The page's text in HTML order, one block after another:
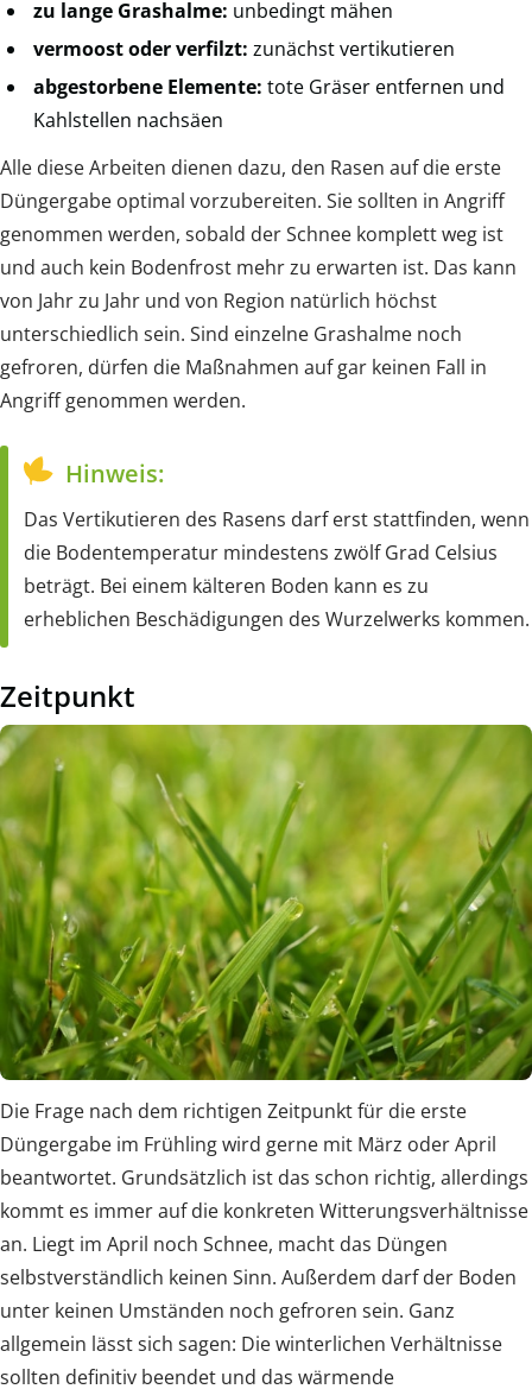
zu lange Grashalme: unbedingt mähen
vermoost oder verfilzt: zunächst vertikutieren
abgestorbene Elemente: tote Gräser entfernen und
Kahlstellen nachsäen
Alle diese Arbeiten dienen dazu, den Rasen auf die erste
Düngergabe optimal vorzubereiten. Sie sollten in Angriff
genommen werden, sobald der Schnee komplett weg ist
und auch kein Bodenfrost mehr zu erwarten ist. Das kann
von Jahr zu Jahr und von Region natürlich höchst
unterschiedlich sein. Sind einzelne Grashalme noch
gefroren, dürfen die Maßnahmen auf gar keinen Fall in
Angriff genommen werden.
Hinweis:
Das Vertikutieren des Rasens darf erst stattfinden, wenn
die Bodentemperatur mindestens zwölf Grad Celsius
beträgt. Bei einem kälteren Boden kann es zu
erheblichen Beschädigungen des Wurzelwerks kommen.
Zeitpunkt
Die Frage nach dem richtigen Zeitpunkt für die erste
Düngergabe im Frühling wird gerne mit März oder April
beantwortet. Grundsätzlich ist das schon richtig, allerdings
kommt es immer auf die konkreten Witterungsverhältnisse
an. Liegt im April noch Schnee, macht das Düngen
selbstverständlich keinen Sinn. Außerdem darf der Boden
unter keinen Umständen noch gefroren sein. Ganz
allgemein lässt sich sagen: Die winterlichen Verhältnisse
sollten definitiv beendet und das wärmende